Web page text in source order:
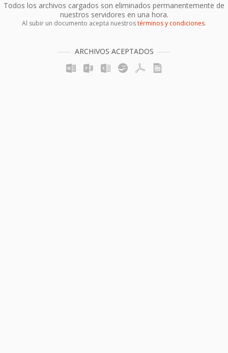
Todos los archivos cargados son eliminados permanentemente de
nuestros servidores en una hora.
Al subir un documento acepta nuestrostérminos y condiciones.
ARCHIVOS ACEPTADOS